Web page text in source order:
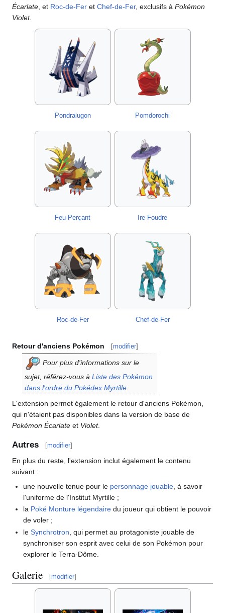
Écarlate , et Roc-de-Fer et Chef-de-Fer, exclusifs à Pokémon
Violet.
Pondralugon Pomdorochi
Feu-Perçant Ire-Foudre
Roc-de-Fer Chef-de-Fer
Retour d'anciens Pokémon [modifier]
Pour plus d'informations sur le
sujet, référez-vous à Liste des Pokémon
dans l'ordre du Pokédex Myrtille
L'extension permet également le retour d'anciens Pokémon,
qui n'étaient pas disponibles dans la version de base de
Pokémon Écarlate et Violet.
Autres [modifier]
En plus du reste, l'extension inclut également le contenu
suivant :
une nouvelle tenue pour le personnage jouable , à savoir
l'uniforme de l'Institut Myrtille ;
la Poké Monture légendaire du joueur qui obtient le pouvoir
de voler ;
leSynchrotron , qui permet au protagoniste jouable de
synchroniser son esprit avec celui de son Pokémon pour
explorer le Terra-Dôme.
Galerie [modifier]